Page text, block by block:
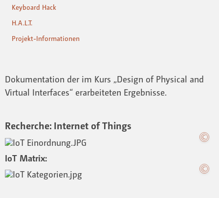
Keyboard Hack
H.A.L.T.
Projekt-Informationen
Dokumentation der im Kurs „Design of Physical and
Virtual Interfaces“ erarbeiteten Ergebnisse.
Recherche: Internet of Things
IoT Matrix: